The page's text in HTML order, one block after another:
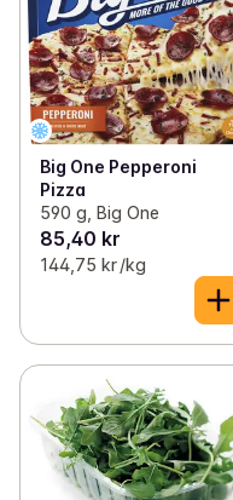
Big One Pepperoni
Pizza
590 g, Big One
85,40 kr
144,75 kr /kg